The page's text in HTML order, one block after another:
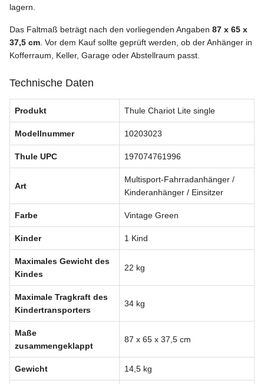
lagern.
Das Faltmaß beträgt nach den vorliegenden Angaben 87 x 65 x
37,5 cm . Vor dem Kauf sollte geprüft werden, ob der Anhänger in
Kofferraum, Keller, Garage oder Abstellraum passt.
Technische Daten
Produkt Thule Chariot Lite single
Modellnummer 10203023
Thule UPC 197074761996
Art
Multisport-Fahrradanhänger /
Kinderanhänger / Einsitzer
Farbe Vintage Green
Kinder 1 Kind
Maximales Gewicht des
Kindes
22 kg
Maximale Tragkraft des
Kindertransporters
34 kg
Maße
zusammengeklappt
87 x 65 x 37,5 cm
Gewicht 14,5 kg